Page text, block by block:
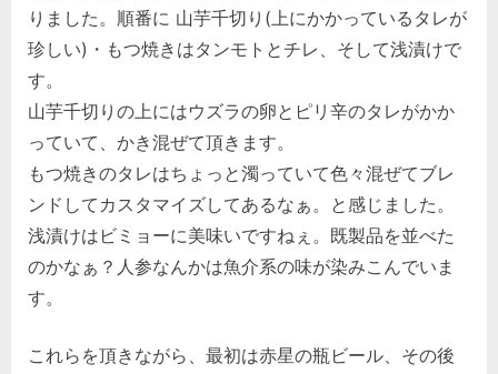
りました。順番に 山芋千切り(上にかかっているタレが
珍しい)・もつ焼きはタンモトとチレ、そして浅漬けで
す。
山芋千切りの上にはウズラの卵とピリ辛のタレがかか
っていて、かき混ぜて頂きます。
もつ焼きのタレはちょっと濁っていて色々混ぜてブレ
ンドしてカスタマイズしてあるなぁ。と感じました。
浅漬けはビミョーに美味いですねぇ。既製品を並べた
のかなぁ？人参なんかは魚介系の味が染みこんでいま
す。
これらを頂きながら、最初は赤星の瓶ビール、その後